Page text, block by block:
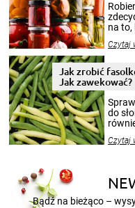
na to,
pełni
Czytaj
Jak zrobić
Jak zawekować?
do
nasze
Czytaj
Bądź na bieżąco –